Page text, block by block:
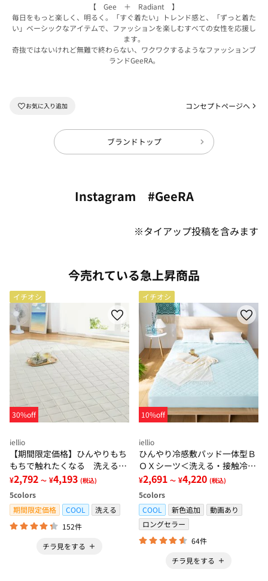
【 Gee ＋ Radiant 】
毎日をもっと楽しく、明るく。「すぐ着たい」トレンド感と、「ずっと着た
い」ベーシックなアイテムで、ファッションを楽しむすべての女性を応援し
ます。
奇抜ではないけれど無難で終わらない、ワクワクするようなファッションブ
ランドGeeRA。
コンセプトページへ
ブランドトップ
Instagram #GeeRA
※タイアップ投稿を含みます
今売れている急上昇商品
イチオシ
30%off
iellio
【期間限定価格】ひんやりもち
もちで触れたくなる 洗えるラ
グ＜低反発・滑りにくい・接触
冷感・防ダニ・カーペット＞
¥2,792 ～ ¥4,193 (税込)
5colors
期間限定価格
COOL
洗える
152件
チラ見をする
イチオシ
10%off
iellio
ひんやり冷感敷パッド一体型Ｂ
ＯＸシーツ＜洗える・接触冷
感・抗菌防臭・時短・家事楽・
ボックスシーツ・寝苦しさ対策
＞
¥2,691 ～ ¥4,220 (税込)
5colors
COOL
新色追加
動画あり
ロングセラー
64件
チラ見をする